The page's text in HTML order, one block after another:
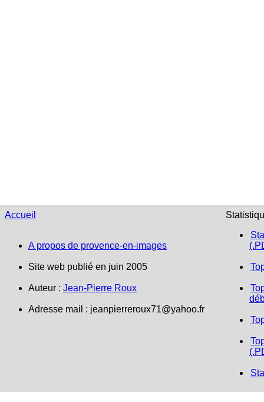
Accueil
A propos de provence-en-images
Site web publié en juin 2005
Auteur : Jean-Pierre Roux
Adresse mail : jeanpierreroux71@yahoo.fr